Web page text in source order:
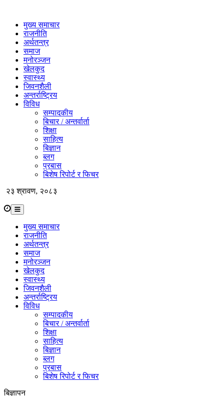
मुख्य समाचार
राजनीति
अर्थतन्त्र
समाज
मनोरञ्जन
खेलकुद
स्वास्थ्य
जिवनशैली
अन्तर्राष्ट्रिय
विविध
सम्पादकीय
बिचार / अन्तर्वार्ता
शिक्षा
साहित्य
बिज्ञान
ब्लग
प्रबास
बिशेष रिपोर्ट र फिचर
२३ श्रावण, २०८३
मुख्य समाचार
राजनीति
अर्थतन्त्र
समाज
मनोरञ्जन
खेलकुद
स्वास्थ्य
जिवनशैली
अन्तर्राष्ट्रिय
विविध
सम्पादकीय
बिचार / अन्तर्वार्ता
शिक्षा
साहित्य
बिज्ञान
ब्लग
प्रबास
बिशेष रिपोर्ट र फिचर
बिज्ञापन